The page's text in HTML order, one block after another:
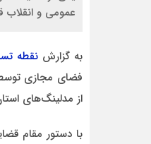
عمومی و
به گزارش نقطه
فضای مجازی
از مدلینگ‌های
با دستور مقام